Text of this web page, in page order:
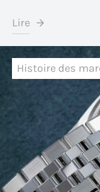
Lire
Histoire des